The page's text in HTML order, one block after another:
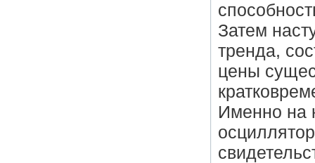
Затем
тренда,
цены
Именно на